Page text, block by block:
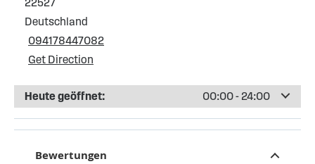
22527
Deutschland
094178447082
Get Direction
Heute geöffnet: 00:00 - 24:00
Bewertungen